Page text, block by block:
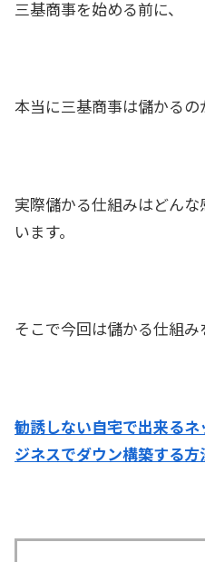
三基商事を始める前に、
本当に三基商事は儲かるの
実際儲かる仕組みはどん
います。
そこで今回は儲かる仕組
勧誘しない自宅で出来る
ジネスでダウン構築する方